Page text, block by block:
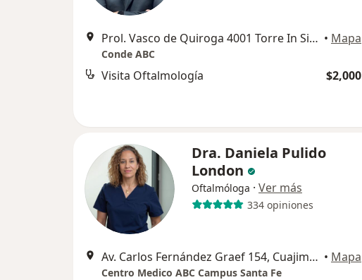
Prol. Vasco de Quiroga 4001 Torre In Situ A, Piso 5, Santa Fe, Cuajimalpa de Morelos • Mapa
Conde ABC
Visita Oftalmología $2,000
Dra. Daniela Pulido
London
Oftalmóloga · Ver más
334 opiniones
Av. Carlos Fernández Graef 154, Cuajimalpa de Morelos • Mapa
Centro Medico ABC Campus Santa Fe